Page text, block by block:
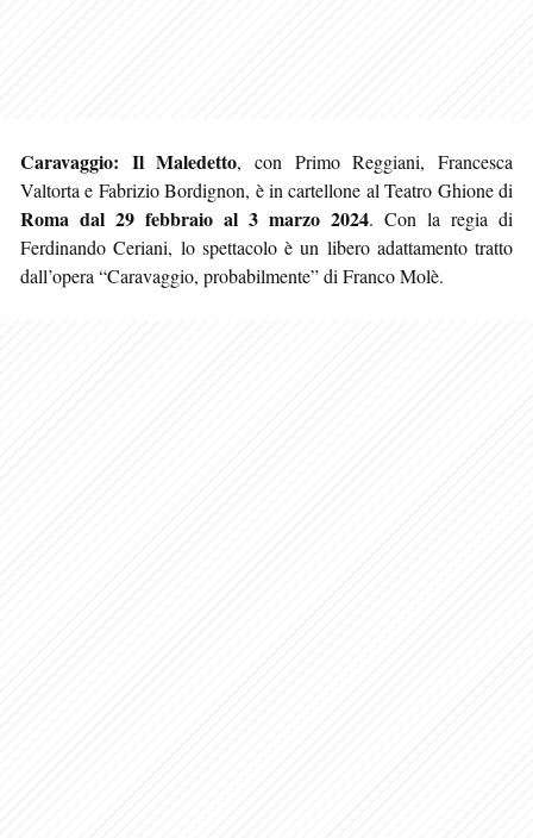
Caravaggio: Il Maledetto, con Primo Reggiani, Francesca
Valtorta e Fabrizio Bordignon, è in cartellone al Teatro Ghione di
Roma dal 29 febbraio al 3 marzo 2024. Con la regia di
Ferdinando Ceriani, lo spettacolo è un libero adattamento tratto
dall’opera “Caravaggio, probabilmente” di Franco Molè.